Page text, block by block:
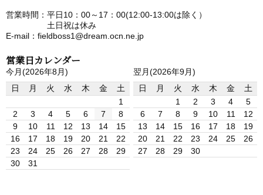
営業時間：平日10：00～17：00(12:00-13:00は除く）
土日祝は休み
E-mail：fieldboss1@dream.ocn.ne.jp
営業日カレンダー
今月(2026年8月)
日
月 火 水 木 金
土
1
2
3 4 5 6 7
8
9
10 11 12 13 14
15
16
17 18 19 20 21
22
23
24 25 26 27 28
29
30
31
翌月(2026年9月)
日
月 火 水 木 金
土
1
2 3 4
5
6
7 8 9 10 11
12
13
14 15 16 17 18
19
20
21 22 23 24 25
26
27
28 29 30